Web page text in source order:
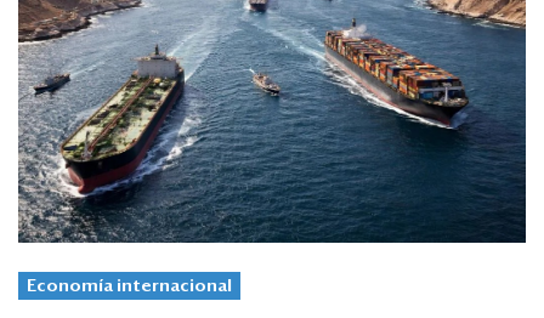
Economía internacional